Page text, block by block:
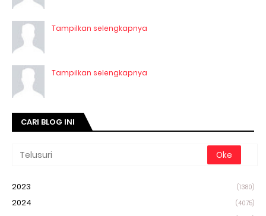
Tampilkan selengkapnya
Tampilkan selengkapnya
CARI BLOG INI
2023 (1380)
2024 (4075)